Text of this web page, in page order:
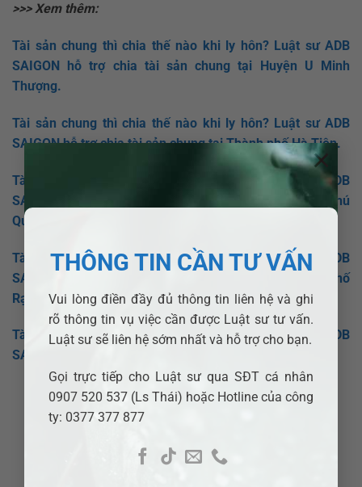
THÔNG TIN CẦN TƯ VẤN
Vui lòng điền đầy đủ thông tin liên hệ và ghi
rõ thông tin vụ việc cần được Luật sư tư vấn.
Luật sư sẽ liên hệ sớm nhất và hỗ trợ cho bạn.
Gọi trực tiếp cho Luật sư qua SĐT cá nhân
0907 520 537 (Ls Thái) hoặc Hotline của công
ty: 0377 377 877
×
>>> Xem thêm:
Tài sản chung thì chia thế nào khi ly hôn? Luật sư ADB
SAIGON hỗ trợ chia tài sản chung tại Huyện U Minh
Thượng.
Tài sản chung thì chia thế nào khi ly hôn? Luật sư ADB
SAIGON hỗ trợ chia tài sản chung tại Thành phố Hà Tiên.
Tài sản chung thì chia thế nào khi ly hôn? Luật sư ADB
SAIGON hỗ trợ chia tài sản chung tại Thành phố Phú
Quốc.
Tài sản chung thì chia thế nào khi ly hôn? Luật sư ADB
SAIGON hỗ trợ chia tài sản chung tại Huyện Thành phố
Rạch Giá.
Tài sản chung thì chia thế nào khi ly hôn? Luật sư ADB
SAIGON hỗ trợ chia tài sản chung tại Huyện Tân Hiệp.